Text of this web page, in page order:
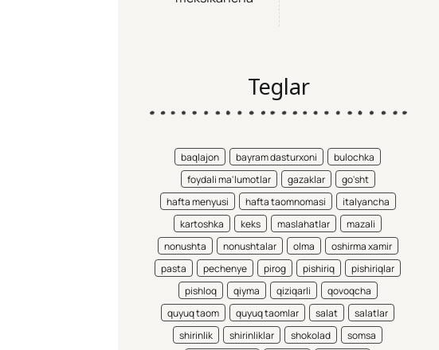
Teglar
baqlajon bayram dasturxoni
bulochka
foydali ma'lumotlar
gazaklar
go'sht
hafta menyusi
hafta taomnomasi
italyancha
kartoshka
keks maslahatlar
mazali
nonushta
nonushtalar olma
oshirma xamir
pasta
pechenye pirog pishiriq
pishiriqlar
pishloq
qiyma qiziqarli
qovoqcha
quyuq taom
quyuq taomlar salat
salatlar
shirinlik
shirinliklar shokolad
somsa